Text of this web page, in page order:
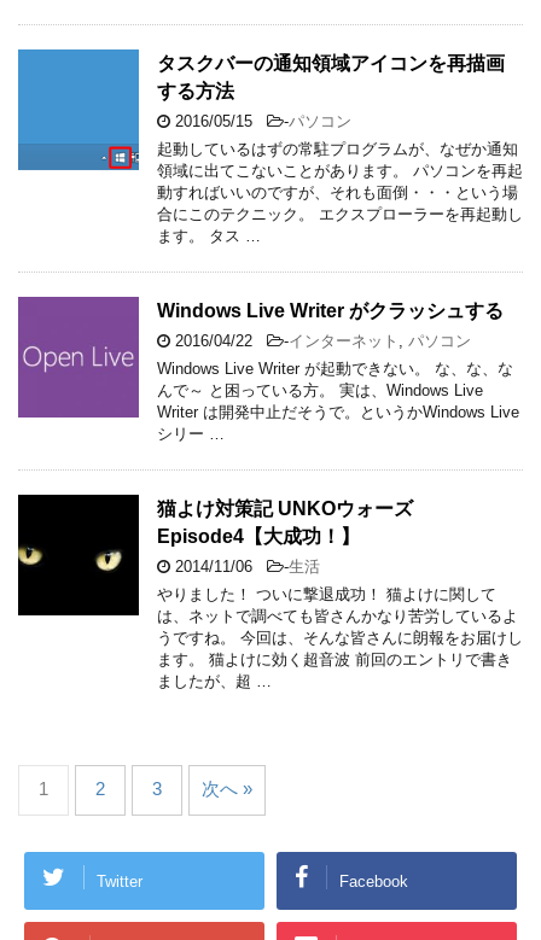
タスクバーの通知領域アイコンを再描画
する方法
2016/05/15 -パソコン
起動しているはずの常駐プログラムが、なぜか通知
領域に出てこないことがあります。 パソコンを再起
動すればいいのですが、それも面倒・・・という場
合にこのテクニック。 エクスプローラーを再起動し
ます。 タス …
Windows Live Writer がクラッシュする
2016/04/22 -インターネット , パソコン
Windows Live Writer が起動できない。 な、な、な
んで～ と困っている方。 実は、Windows Live
Writer は開発中止だそうで。というかWindows Live
シリー …
猫よけ対策記 UNKOウォーズ
Episode4【大成功！】
2014/11/06 -生活
やりました！ ついに撃退成功！ 猫よけに関して
は、ネットで調べても皆さんかなり苦労しているよ
うですね。 今回は、そんな皆さんに朗報をお届けし
ます。 猫よけに効く超音波 前回のエントリで書き
ましたが、超 …
1 2 3 次へ »
Twitter Facebook